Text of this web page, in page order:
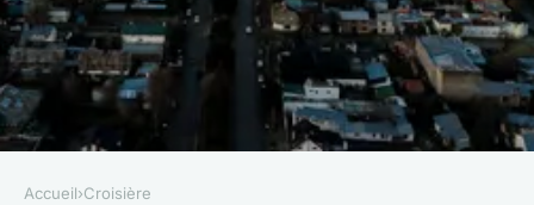
Accueil›Croisière